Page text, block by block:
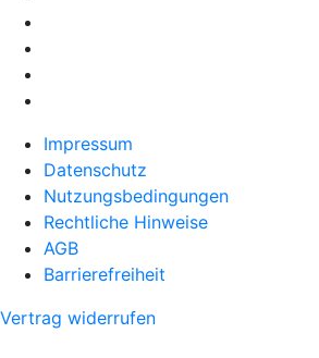
Impressum
Datenschutz
Nutzungsbedingungen
Rechtliche Hinweise
AGB
Barrierefreiheit
Vertrag widerrufen